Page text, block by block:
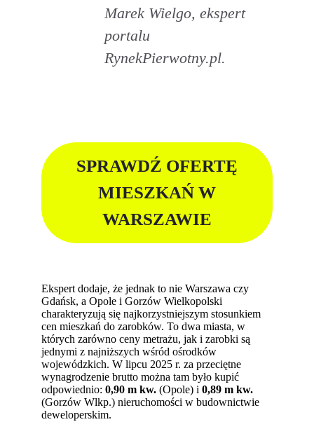
Marek Wielgo, ekspert
portalu
RynekPierwotny.pl.
SPRAWDŹ OFERTĘ
MIESZKAŃ W
WARSZAWIE
Ekspert dodaje, że jednak to nie Warszawa czy
Gdańsk, a Opole i Gorzów Wielkopolski
charakteryzują się najkorzystniejszym stosunkiem
cen mieszkań do zarobków. To dwa miasta, w
których zarówno ceny metrażu, jak i zarobki są
jednymi z najniższych wśród ośrodków
wojewódzkich. W lipcu 2025 r. za przeciętne
wynagrodzenie brutto można tam było kupić
odpowiednio:0,90 m kw. (Opole) i 0,89 m kw.
(Gorzów Wlkp.) nieruchomości w budownictwie
deweloperskim.